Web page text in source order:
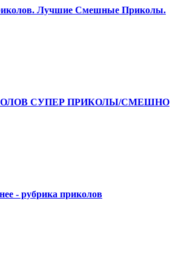
Лучшие Смешные Приколы.
СУПЕР ПРИКОЛЫ/СМЕШНО
- рубрика приколов